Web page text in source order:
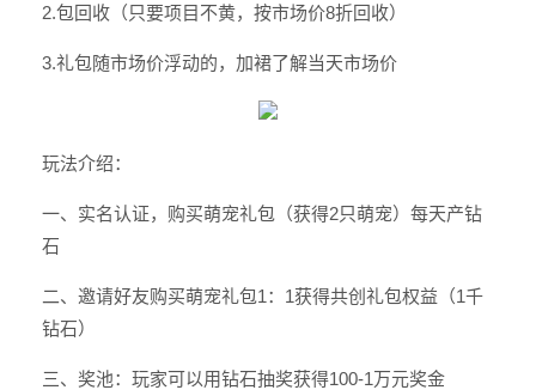
2.包回收（只要项目不黄，按市场价8折回收）
3.礼包随市场价浮动的，加裙了解当天市场价
玩法介绍：
一、实名认证，购买萌宠礼包（获得2只萌宠）每天产钻
石
二、邀请好友购买萌宠礼包1：1获得共创礼包权益（1千
钻石）
三、奖池：玩家可以用钻石抽奖获得100-1万元奖金